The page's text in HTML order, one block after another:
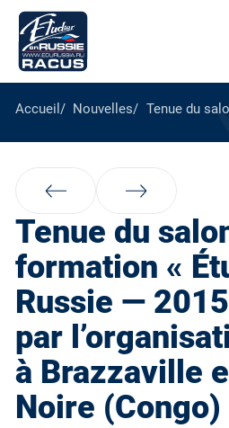
Accueil Nouvelles Tenue du
Tenue du
formation «
Russie —
par
à Brazzaville
Noire (Congo)